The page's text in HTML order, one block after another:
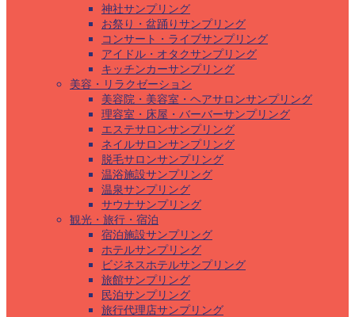
神社サンプリング
お祭り・盆踊りサンプリング
コンサート・ライブサンプリング
アイドル・オタクサンプリング
キッチンカーサンプリング
美容・リラクゼーション
美容院・美容室・ヘアサロンサンプリング
理容室・床屋・バーバーサンプリング
エステサロンサンプリング
ネイルサロンサンプリング
脱毛サロンサンプリング
温浴施設サンプリング
温泉サンプリング
サウナサンプリング
観光・旅行・宿泊
宿泊施設サンプリング
ホテルサンプリング
ビジネスホテルサンプリング
旅館サンプリング
民泊サンプリング
旅行代理店サンプリング